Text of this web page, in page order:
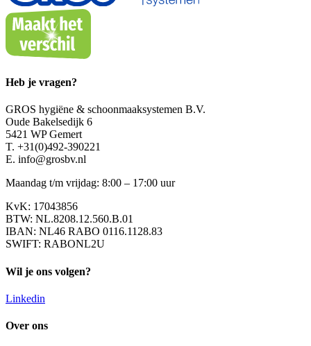
Heb je vragen?
GROS hygiëne & schoonmaaksystemen B.V.
Oude Bakelsedijk 6
5421 WP Gemert
T. +31(0)492-390221
E. info@grosbv.nl
Maandag t/m vrijdag: 8:00 – 17:00 uur
KvK: 17043856
BTW: NL.8208.12.560.B.01
IBAN: NL46 RABO 0116.1128.83
SWIFT: RABONL2U
Wil je ons volgen?
Linkedin
Over ons